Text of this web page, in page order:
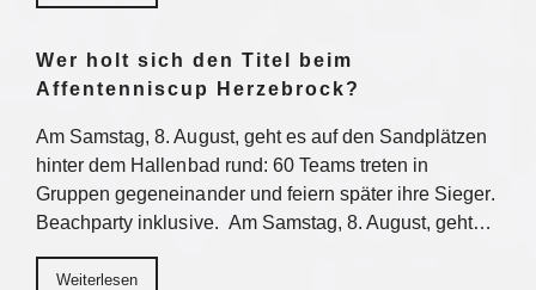
Wer holt sich den Titel beim
Affentenniscup Herzebrock?
Am Samstag, 8. August, geht es auf den Sandplätzen
hinter dem Hallenbad rund: 60 Teams treten in
Gruppen gegeneinander und feiern später ihre Sieger.
Beachparty inklusive. Am Samstag, 8. August, geht…
Weiterlesen